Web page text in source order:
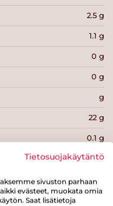
2.5 g
1.1 g
0 g
0 g
g
22 g
0.1 g
Tietosuojakäytäntö
sivuston parhaan
evästeet, muokata omia
Saat lisätietoja